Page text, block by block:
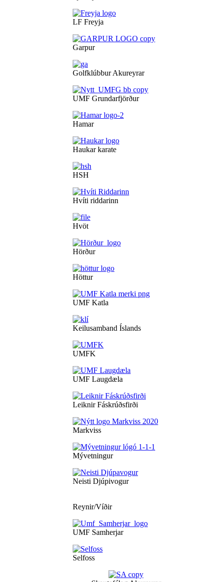
LF Freyja
Garpur
Golfklúbbur Akureyrar
UMF Grundarfjörður
Hamar
Haukar karate
HSH
Hvíti riddarinn
Hvöt
Hörður
Höttur
UMF Katla
Keilusamband Íslands
UMFK
UMF Laugdæla
Leiknir Fáskrúðsfirði
Markviss
Mývetningur
Neisti Djúpivogur
Reynir/Víðir
UMF Samherjar
Selfoss